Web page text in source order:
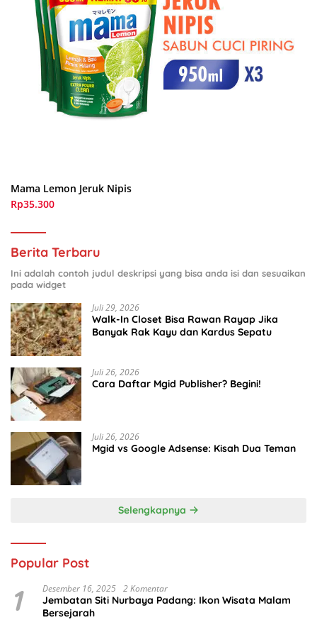
Mama Lemon Jeruk Nipis
Rp35.300
Berita Terbaru
Ini adalah contoh judul deskripsi yang bisa anda isi dan sesuaikan
pada widget
Juli 29, 2026
Walk-In Closet Bisa Rawan Rayap Jika
Banyak Rak Kayu dan Kardus Sepatu
Juli 26, 2026
Cara Daftar Mgid Publisher? Begini!
Juli 26, 2026
Mgid vs Google Adsense: Kisah Dua Teman
Selengkapnya
Popular Post
1 Desember 16, 2025 2 Komentar
Jembatan Siti Nurbaya Padang: Ikon Wisata Malam
Bersejarah